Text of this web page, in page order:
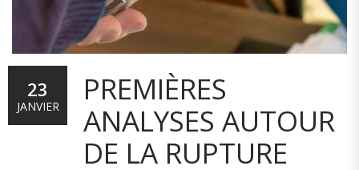
PREMIÈRES
ANALYSES AUTOUR
DE LA RUPTURE
23
JANVIER